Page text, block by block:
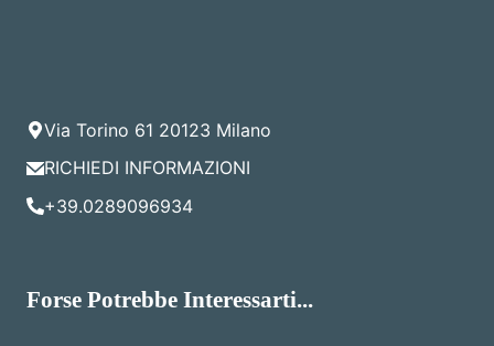
Via Torino 61 20123 Milano
RICHIEDI INFORMAZIONI
+39.0289096934
Forse Potrebbe Interessarti...